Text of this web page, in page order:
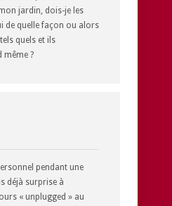
jardin, dois-je les
de quelle façon ou alors
quels et ils
même ?
pendant une
déjà surprise à
« unplugged » au